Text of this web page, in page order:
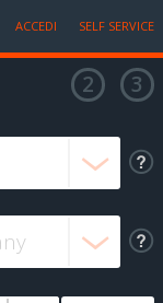
ACCEDI SELF SERVICE